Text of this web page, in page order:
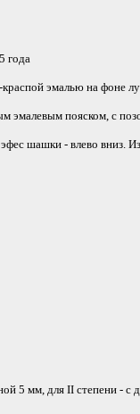
года
эмалью на фоне
эмалевым пояском, с
шашки - влево вниз.
5 мм, для II степени -